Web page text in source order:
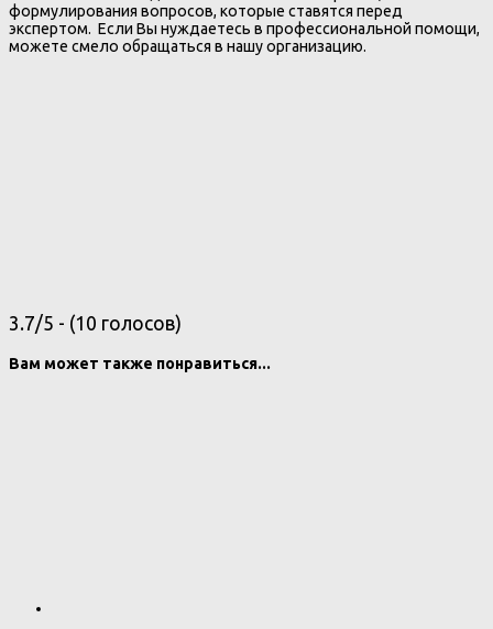
формулирования вопросов, которые ставятся перед
экспертом. Если Вы нуждаетесь в профессиональной помощи,
можете смело обращаться в нашу организацию.
3.7/5 - (10 голосов)
Вам может также понравиться...